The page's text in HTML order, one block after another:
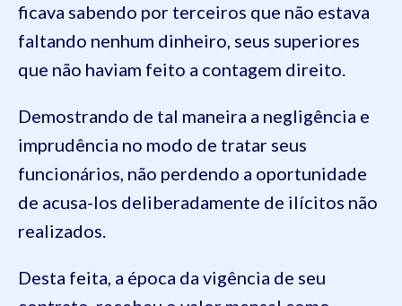
ficava sabendo por terceiros que não estava
faltando nenhum dinheiro, seus superiores
que não haviam feito a contagem direito.
Demostrando de tal maneira a negligência e
imprudência no modo de tratar seus
funcionários, não perdendo a oportunidade
de acusa-los deliberadamente de ilícitos não
realizados.
Desta feita, a época da vigência de seu